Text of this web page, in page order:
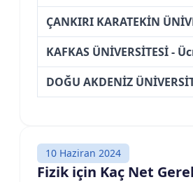
ÇANKIRI KARATEKİN
KAFKAS ÜNİVERSİTESİ -
DOĞU AKDENİZ
10 Haziran 2024
Fizik için Kaç Net